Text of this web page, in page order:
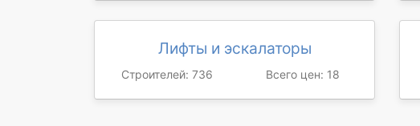
Лифты и эскалаторы
Строителей: 736 Всего цен: 18